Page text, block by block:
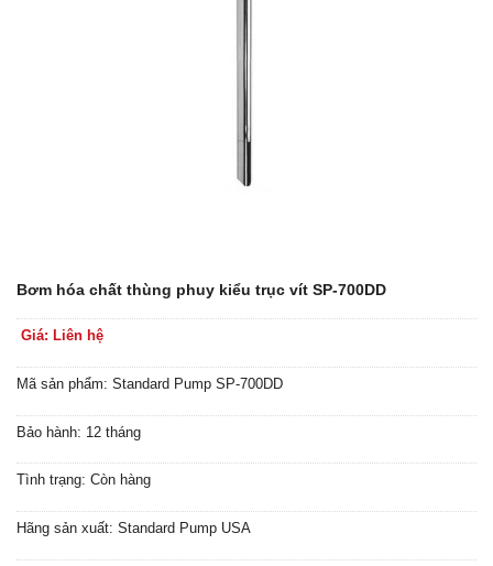
Bơm hóa chất thùng phuy kiểu trục vít SP-700DD
Giá: Liên hệ
Mã sản phẩm: Standard Pump SP-700DD
Bảo hành: 12 tháng
Tình trạng: Còn hàng
Hãng sản xuất: Standard Pump USA